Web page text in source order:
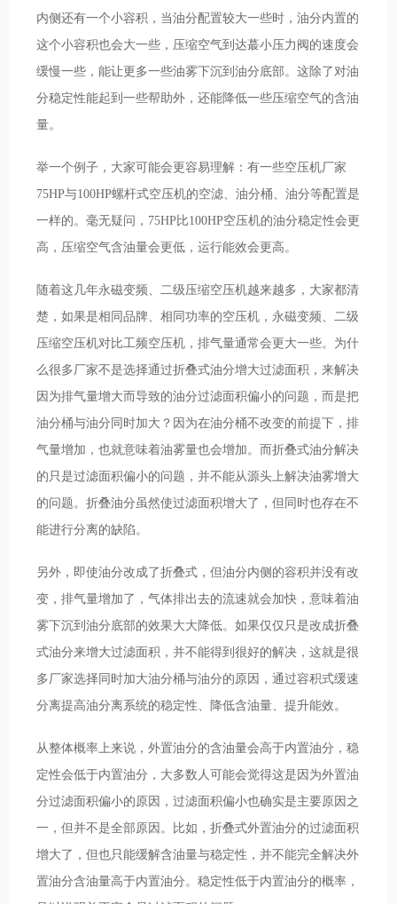
内侧还有一个小容积，当油分配置较大一些时，油分内置的
这个小容积也会大一些，压缩空气到达蕞小压力阀的速度会
缓慢一些，能让更多一些油雾下沉到油分底部。这除了对油
分稳定性能起到一些帮助外，还能降低一些压缩空气的含油
量。
举一个例子，大家可能会更容易理解：有一些空压机厂家
75HP与100HP螺杆式空压机的空滤、油分桶、油分等配置是
一样的。毫无疑问，75HP比100HP空压机的油分稳定性会更
高，压缩空气含油量会更低，运行能效会更高。
随着这几年永磁变频、二级压缩空压机越来越多，大家都清
楚，如果是相同品牌、相同功率的空压机，永磁变频、二级
压缩空压机对比工频空压机，排气量通常会更大一些。为什
么很多厂家不是选择通过折叠式油分增大过滤面积，来解决
因为排气量增大而导致的油分过滤面积偏小的问题，而是把
油分桶与油分同时加大？因为在油分桶不改变的前提下，排
气量增加，也就意味着油雾量也会增加。而折叠式油分解决
的只是过滤面积偏小的问题，并不能从源头上解决油雾增大
的问题。折叠油分虽然使过滤面积增大了，但同时也存在不
能进行分离的缺陷。
另外，即使油分改成了折叠式，但油分内侧的容积并没有改
变，排气量增加了，气体排出去的流速就会加快，意味着油
雾下沉到油分底部的效果大大降低。如果仅仅只是改成折叠
式油分来增大过滤面积，并不能得到很好的解决，这就是很
多厂家选择同时加大油分桶与油分的原因，通过容积式缓速
分离提高油分离系统的稳定性、降低含油量、提升能效。
从整体概率上来说，外置油分的含油量会高于内置油分，稳
定性会低于内置油分，大多数人可能会觉得这是因为外置油
分过滤面积偏小的原因，过滤面积偏小也确实是主要原因之
一，但并不是全部原因。比如，折叠式外置油分的过滤面积
增大了，但也只能缓解含油量与稳定性，并不能完全解决外
置油分含油量高于内置油分。稳定性低于内置油分的概率，